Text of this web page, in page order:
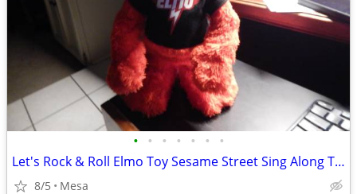
• • • • • • •
Let's Rock & Roll Elmo Toy Sesame Street Sing Along Talking
8/5 Mesa